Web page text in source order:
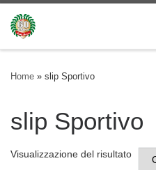
Skip to content
Home » slip Sportivo
slip Sportivo
Visualizzazione del risultato